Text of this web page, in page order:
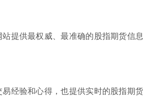
提供最权威、最准确的股指期货信息
经验和心得，也提供实时的股指期